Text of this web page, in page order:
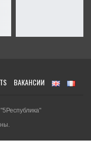
ВАКАНСИИ